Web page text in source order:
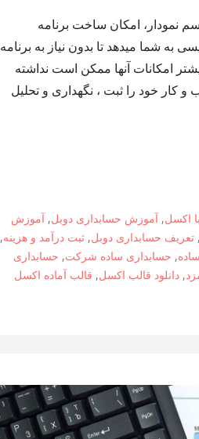
امکان ساخت برنامه
شما میدهد تا بدون نیاز به برنامه
امکانات آنها ممکن است نداشته
کار خود را ثبت ، نگهداری و تحلیل
اکسل,آموزش حسابداری دوبل,آموزش
,تعریف حسابداری دوبل,ثبت درآمد و هزینه,
, حسابداری ساده شرکت, حسابداری
,دانلود قالب اکسل, قالب آماده اکسل